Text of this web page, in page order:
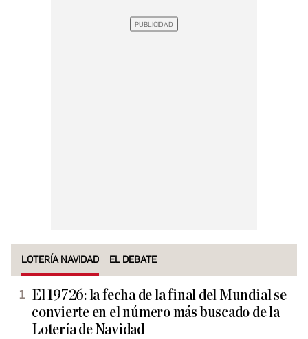
LOTERÍA NAVIDAD EL DEBATE
El 19726: la fecha de la final del Mundial se
convierte en el número más buscado de la
Lotería de Navidad